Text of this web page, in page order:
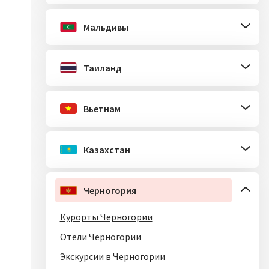
Мальдивы
Таиланд
Вьетнам
Казахстан
Черногория
Курорты Черногории
Отели Черногории
Экскурсии в Черногории